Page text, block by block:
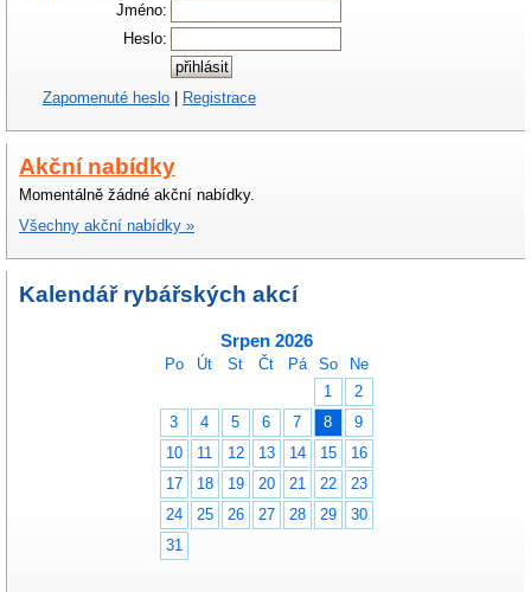
Jméno:
Heslo:
Zapomenuté heslo Registrace
Akční nabídky
Momentálně žádné akční nabídky.
Všechny akční nabídky »
Kalendář rybářských akcí
Srpen 2026
Po Út St Čt Pá So
Ne
1
2
3
4 5 6 7 8
9
10
11 12 13 14 15
16
17
18 19 20 21 22
23
24
25 26 27 28 29
30
31